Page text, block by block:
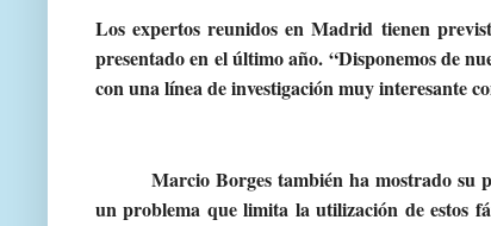
Los expertos reunidos en Madrid tienen
presentado en el último año. “Disponemos de
con una línea de investigación muy interesante
Marcio Borges también ha mostrado su
un problema que limita la utilización de estos